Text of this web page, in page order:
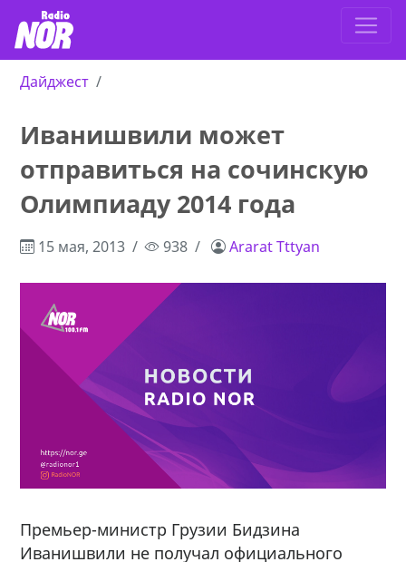
Дайджест
Иванишвили может
отправиться на сочинскую
Олимпиаду 2014 года
15 мая, 2013 938 Ararat Tttyan
Премьер-министр Грузии Бидзина
Иванишвили не получал официального